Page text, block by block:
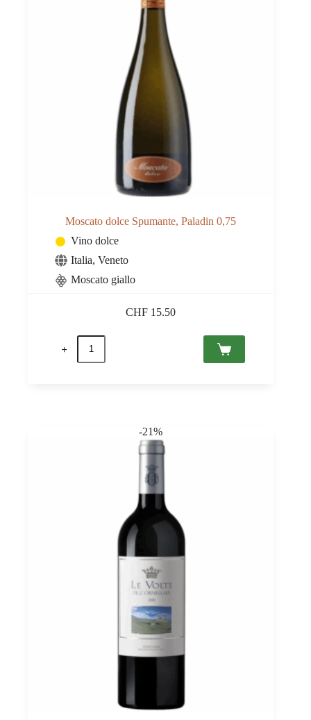
Moscato dolce Spumante, Paladin 0,75
Vino dolce
Italia, Veneto
Moscato giallo
CHF 15.50
Moscato
dolce
Spumante,
-21%